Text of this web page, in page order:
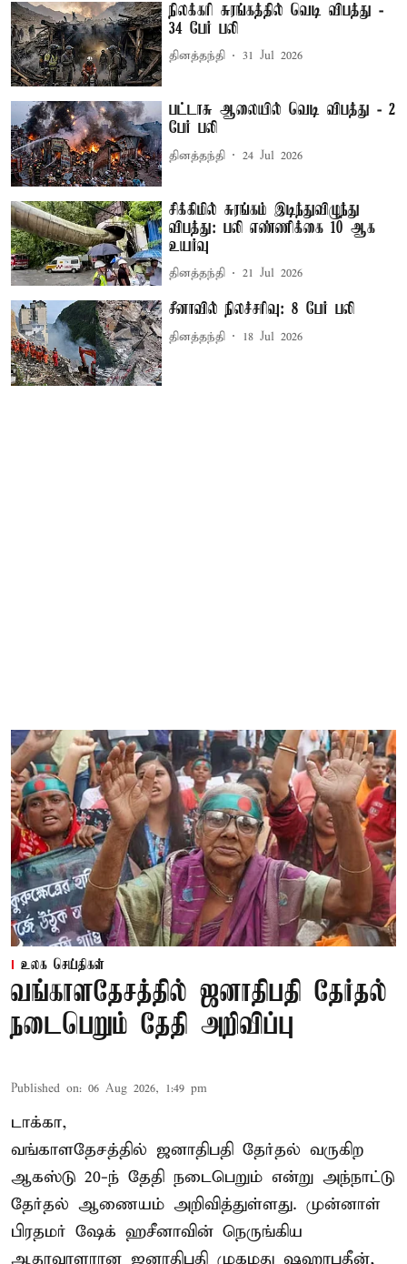
நிலக்கரி சுரங்கத்தில் வெடி விபத்து -
34 பேர் பலி
தினத்தந்தி 31 Jul 2026
பட்டாசு ஆலையில் வெடி விபத்து - 2
பேர் பலி
தினத்தந்தி 24 Jul 2026
சிக்கிமில் சுரங்கம் இடிந்துவிழுந்து
விபத்து: பலி எண்ணிக்கை 10 ஆக
உயர்வு
தினத்தந்தி 21 Jul 2026
சீனாவில் நிலச்சரிவு: 8 பேர் பலி
தினத்தந்தி 18 Jul 2026
உலக செய்திகள்
வங்காளதேசத்தில் ஜனாதிபதி தேர்தல்
நடைபெறும் தேதி அறிவிப்பு
Published on: 06 Aug 2026, 1:49 pm
டாக்கா,
வங்காளதேசத்தில் ஜனாதிபதி தேர்தல் வருகிற
ஆகஸ்டு 20-ந் தேதி நடைபெறும் என்று அந்நாட்டு
தேர்தல் ஆணையம் அறிவித்துள்ளது. முன்னாள்
பிரதமர் ஷேக் ஹசீனாவின் நெருங்கிய
ஆதரவாளரான ஜனாதிபதி முகமது ஷஹாபுதீன்,